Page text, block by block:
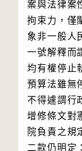
案與法律案
拘束力，僅
象非一般人
一號解釋而
均有權停止
預算法雖無
不得遽謂行
增修條文對
院負責之規
二款仍明定